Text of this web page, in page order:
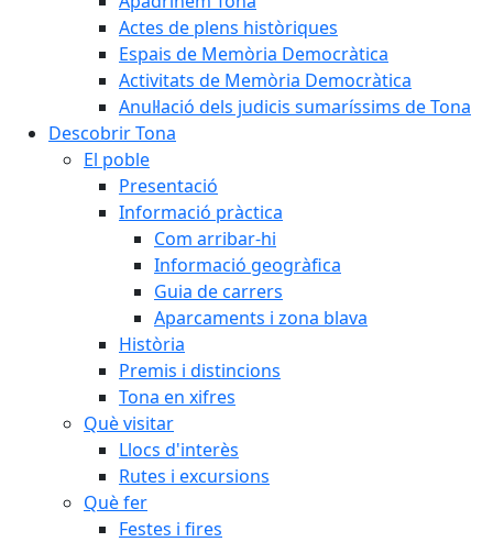
Actes de plens històriques
Espais de Memòria Democràtica
Activitats de Memòria Democràtica
Anul·lació dels judicis sumaríssims de Tona
Descobrir Tona
El poble
Presentació
Informació pràctica
Com arribar-hi
Informació geogràfica
Guia de carrers
Aparcaments i zona blava
Història
Premis i distincions
Tona en xifres
Què visitar
Llocs d'interès
Rutes i excursions
Què fer
Festes i fires